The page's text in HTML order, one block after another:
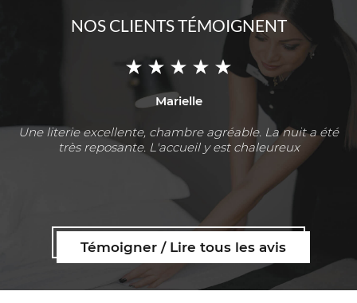
NOS CLIENTS TÉMOIGNENT
Marielle
Une literie excellente, chambre agréable. La nuit a été
très reposante. L'accueil y est chaleureux
Témoigner / Lire tous les avis